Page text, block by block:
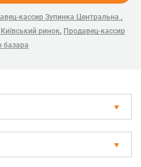
кассир Зупинка Центральна ,
ринок, Продавец-кассир
базара